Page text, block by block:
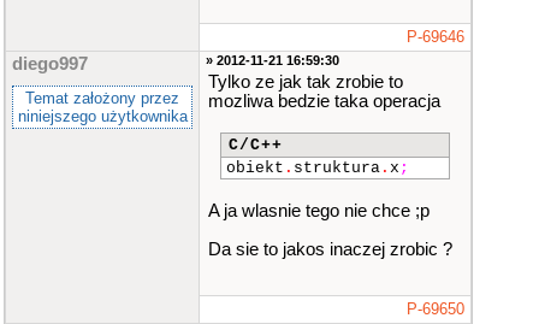
P-69646
diego997
Temat założony przez
niniejszego użytkownika
» 2012-11-21 16:59:30
Tylko ze jak tak zrobie to
mozliwa bedzie taka operacja
C/C++
obiekt . struktura . x ;
A ja wlasnie tego nie chce ;p
Da sie to jakos inaczej zrobic ?
P-69650